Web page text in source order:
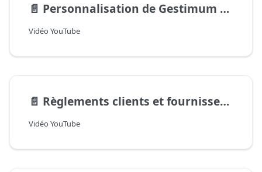
📄️ Personnalisation de Gestimum Comptabilité
Vidéo YouTube
📄️ Règlements clients et fournisseurs
Vidéo YouTube